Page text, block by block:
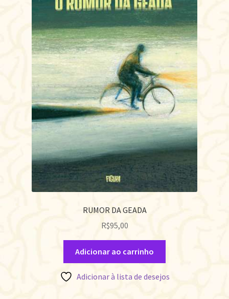
RUMOR DA GEADA
R$95,00
Adicionar ao carrinho
Adicionar à lista de desejos